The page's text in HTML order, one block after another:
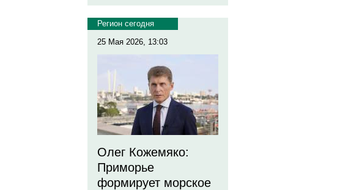
Регион сегодня
25 Мая 2026, 13:03
Олег Кожемяко:
Приморье
формирует морское